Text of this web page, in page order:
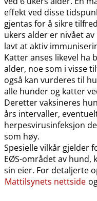
effekt ved disse
gjentas for å sikre
ukers alder er nivået
lavt at aktiv
Katter anses likevel ha
alder, noe som i visse
også kan vurderes til
alle hunder og katter
Deretter vaksineres
års intervaller,
herpesvirusinfeksjon
som høy.
Spesielle vilkår gjelder
EØS-området av hund,
sin eier. For detaljerte
Mattilsynets nettside